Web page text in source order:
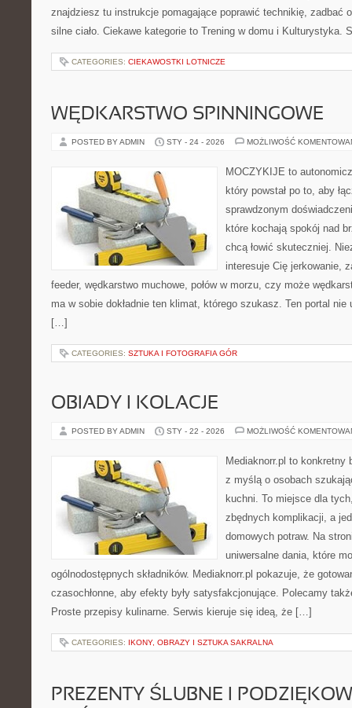
znajdziesz tu instrukcje pomagające poprawić technikię, zadbać
silne ciało. Ciekawe kategorie to Trening w domu i Kulturystyka.
CATEGORIES: CIEKAWOSTKI LOTNICZE
WĘDKARSTWO SPINNINGOWE
POSTED BY ADMIN STY - 24 - 2026 MOŻLIWOŚĆ
MOCZYKIJE to
który powstał po to, aby
sprawdzonym
które kochają spokój nad
chcą łowić skuteczniej.
interesuje Cię jerkowanie,
feeder, wędkarstwo muchowe, połów w morzu, czy może
ma w sobie dokładnie ten klimat, którego szukasz. Ten portal nie
[…]
CATEGORIES: SZTUKA I FOTOGRAFIA GÓR
OBIADY I KOLACJE
POSTED BY ADMIN STY - 22 - 2026 MOŻLIWOŚĆ
Mediaknorr.pl to konkretny
z myślą o osobach
kuchni. To miejsce dla
zbędnych komplikacji, a
domowych potraw. Na
uniwersalne dania, które
ogólnodostępnych składników. Mediaknorr.pl pokazuje, że
czasochłonne, aby efekty były satysfakcjonujące. Polecamy
Proste przepisy kulinarne. Serwis kieruje się ideą, że […]
CATEGORIES: IKONY, OBRAZY I SZTUKA SAKRALNA
PREZENTY ŚLUBNE I